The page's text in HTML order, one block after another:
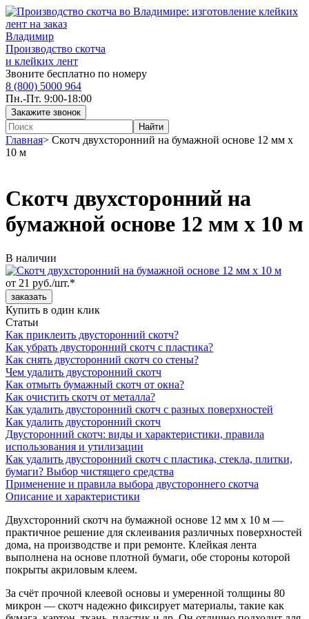
Владимир
Производство скотча
и клейких лент
Звоните бесплатно по номеру
8 (800) 5000 964
Пн.-Пт. 9:00-18:00
Главная> Скотч двухсторонний на бумажной основе 12 мм x
10 м
Скотч двухсторонний на
бумажной основе 12 мм x 10 м
В наличии
от 21 руб./шт.*
Купить в один клик
Статьи
Как приклеить двусторонний скотч?
Как убрать двусторонний скотч с пластика?
Как снять двусторонний скотч со стены?
Чем удалить двусторонний скотч
Как отмыть бумажный скотч от окна?
Как очистить скотч от металла?
Как удалить двусторонний скотч с разных поверхностей
Как удалить двусторонний скотч
Двусторонний скотч: виды и характеристики, правила
использования и утилизации
Как удалить двусторонний скотч с пластика, стекла, плитки,
бумаги? Выбор чистящего средства
Применение и правила выбора двустороннего скотча
Описание и характеристики
Двухсторонний скотч на бумажной основе 12 мм х 10 м —
практичное решение для склеивания различных поверхностей
дома, на производстве и при ремонте. Клейкая лента
выполнена на основе плотной бумаги, обе стороны которой
покрыты акриловым клеем.
За счёт прочной клеевой основы и умеренной толщины 80
микрон — скотч надежно фиксирует материалы, такие как